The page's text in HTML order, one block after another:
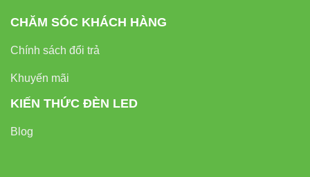
CHĂM SÓC KHÁCH HÀNG
Chính sách đổi trả
Khuyến mãi
KIẾN THỨC ĐÈN LED
Blog